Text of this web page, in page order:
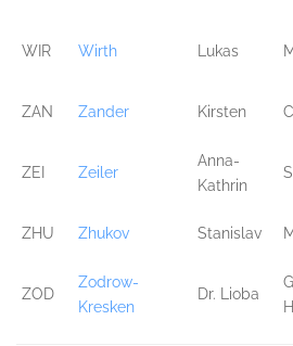
WIR Wirth Lukas
ZAN Zander Kirsten
ZEI Zeiler
Anna-
Kathrin
ZHU Zhukov Stanislav
ZOD
Zodrow-
Kresken
Dr. Lioba